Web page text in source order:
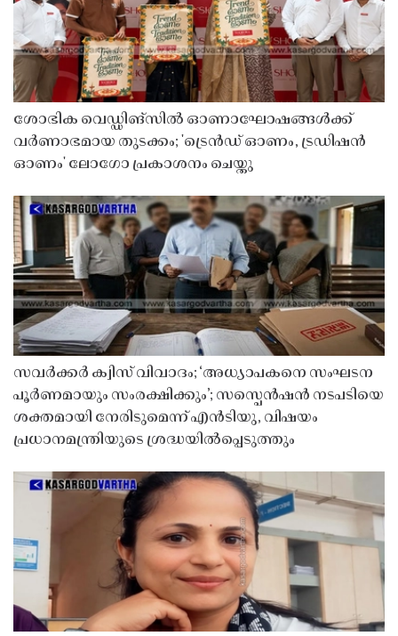
ശോഭിക വെഡ്ഡിങ്സിൽ ഓണാഘോഷങ്ങൾക്ക്
വർണാഭമായ തുടക്കം; 'ട്രെൻഡ് ഓണം, ട്രഡിഷൻ
ഓണം' ലോഗോ പ്രകാശനം ചെയ്തു
സവർക്കർ ക്വിസ് വിവാദം; ‘അധ്യാപകനെ സംഘടന
പൂർണമായും സംരക്ഷിക്കും’; സസ്പെൻഷൻ നടപടിയെ
ശക്തമായി നേരിടുമെന്ന് എൻടിയു, വിഷയം
പ്രധാനമന്ത്രിയുടെ ശ്രദ്ധയിൽപ്പെടുത്തും